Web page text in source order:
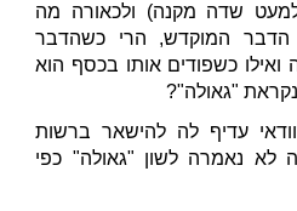
שדה מקנה) ולכאורה מה
המוקדש, הרי כשהדבר
כשפודים אותו בכסף הוא
נקראת "גאולה"?
עדיף לה להישאר ברשות
לא נאמרה לשון "גאולה" כפי